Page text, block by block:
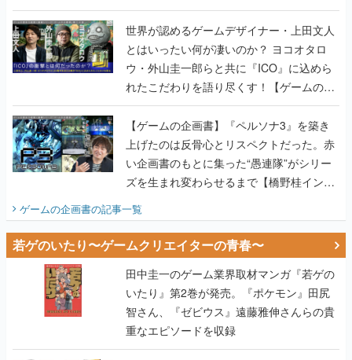
世界が認めるゲームデザイナー・上田文人
とはいったい何が凄いのか？ ヨコオタロ
ウ・外山圭一郎らと共に『ICO』に込めら
れたこだわりを語り尽くす！【ゲームの企
画書】
【ゲームの企画書】『ペルソナ3』を築き
上げたのは反骨心とリスペクトだった。赤
い企画書のもとに集った“愚連隊”がシリー
ズを生まれ変わらせるまで【橋野桂インタ
ビュー】
ゲームの企画書の記事一覧
若ゲのいたり〜ゲームクリエイターの青春〜
田中圭一のゲーム業界取材マンガ『若ゲの
いたり』第2巻が発売。『ポケモン』田尻
智さん、『ゼビウス』遠藤雅伸さんらの貴
重なエピソードを収録